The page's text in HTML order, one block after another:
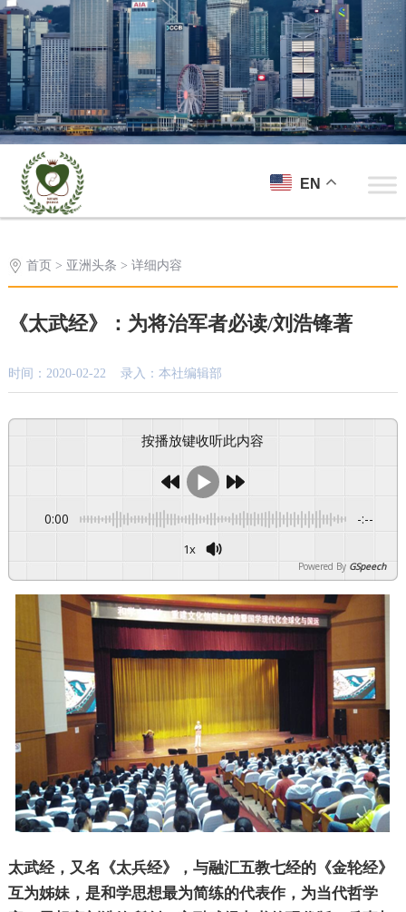
EN
首页 > 亚洲头条 > 详细内容
《太武经》：为将治军者必读/刘浩锋著
时间：2020-02-22 录入：本社编辑部
按播放键收听此内容
0:00 -:--
1x
Powered By GSpeech
太武经，又名《太兵经》，与融汇五教七经的《金轮经》
互为姊妹，是和学思想最为简练的代表作，为当代哲学